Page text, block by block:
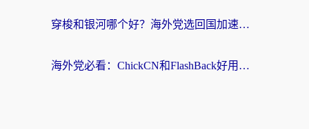
穿梭和银河哪个好？海外党选回国加速器的避坑指南，附番茄加速器实测体验
海外党必看：ChickCN和FlashBack好用吗？3招教你选对回国加速器（附云极、HomeCN、斧牛vs艾果对比）